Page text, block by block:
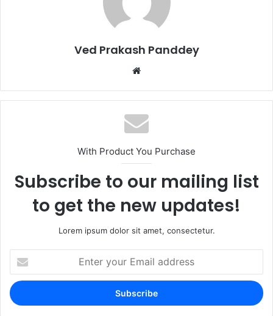
Ved Prakash Panddey
With Product You Purchase
Subscribe to our mailing list
to get the new updates!
Lorem ipsum dolor sit amet, consectetur.